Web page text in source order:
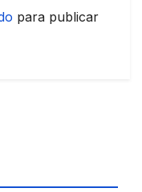
para publicar